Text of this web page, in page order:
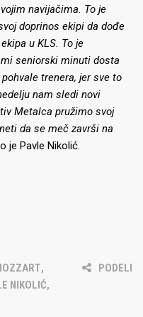
navijačima. To je
doprinos ekipi da dođe
u KLS. To je
seniorski minuti dosta
trenera, jer sve to
nam sledi novi
Metalca pružimo svoj
da se meč završi na
je Pavle Nikolić.
,
NIKOLIĆ,
PODELI